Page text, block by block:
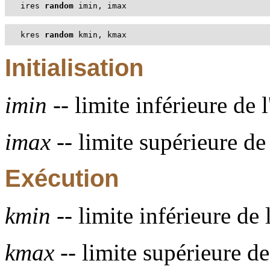
ires random imin, imax
kres random kmin, kmax
Initialisation
imin -- limite inférieure de
imax -- limite supérieure
Exécution
kmin -- limite inférieure de
kmax -- limite supérieure